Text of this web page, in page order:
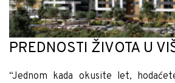
PREDNOSTI ŽIVOTA U
“Jednom kada okusite let,